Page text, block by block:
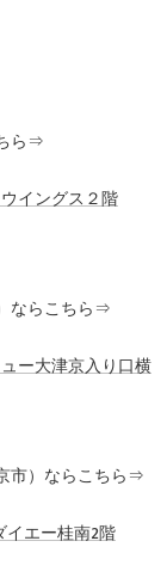
ら⇒
イングス２階
ならこちら⇒
ー大津京入り口横
市）ならこちら⇒
イエー桂南2階